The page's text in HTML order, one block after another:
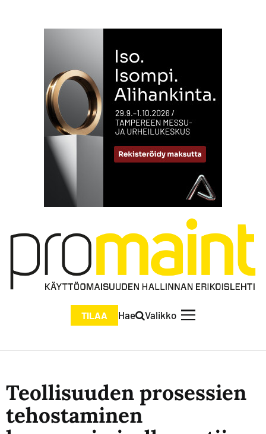
TILAA Hae Valikko
Teollisuuden prosessien
tehostaminen